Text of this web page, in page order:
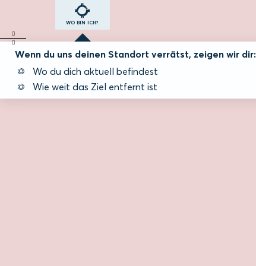
WO BIN ICH?
Wenn du uns deinen Standort verrätst, zeigen wir dir:
Wo du dich aktuell befindest
Wie weit das Ziel entfernt ist